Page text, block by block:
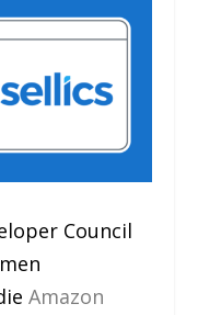
Council
Amazon